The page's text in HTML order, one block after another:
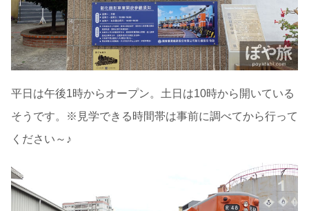
平日は午後1時からオープン。土日は10時から開いている
そうです。※見学できる時間帯は事前に調べてから行って
ください～♪